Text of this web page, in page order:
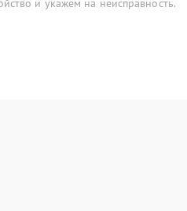
и укажем на неисправность.